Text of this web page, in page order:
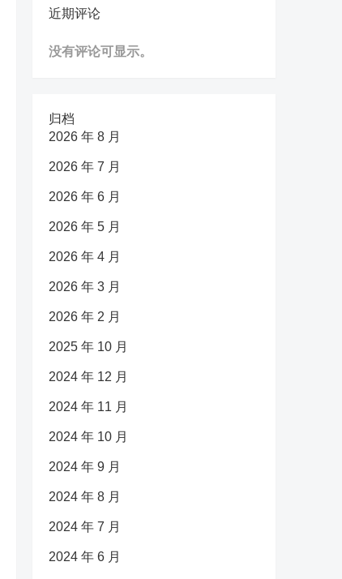
近期评论
没有评论可显示。
归档
2026 年 8 月
2026 年 7 月
2026 年 6 月
2026 年 5 月
2026 年 4 月
2026 年 3 月
2026 年 2 月
2025 年 10 月
2024 年 12 月
2024 年 11 月
2024 年 10 月
2024 年 9 月
2024 年 8 月
2024 年 7 月
2024 年 6 月